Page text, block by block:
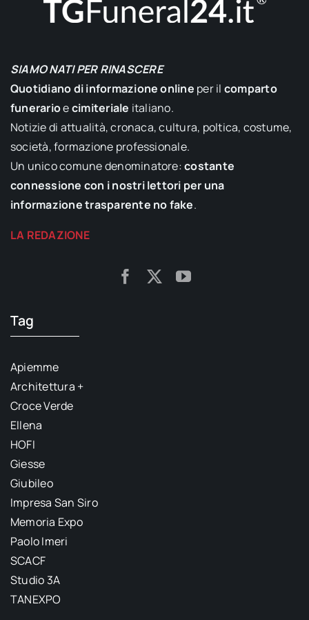
SIAMO NATI PER RINASCERE
Quotidiano di informazione online per il comparto
funerarioecimiteriale italiano.
Notizie di attualità, cronaca, cultura, poltica, costume,
società, formazione professionale.
Un unico comune denominatore:costante
connessione con i nostri lettori per una
informazione trasparente no fake.
LA REDAZIONE
Tag
Apiemme
Architettura +
Croce Verde
Ellena
HOFI
Giesse
Giubileo
Impresa San Siro
Memoria Expo
Paolo Imeri
SCACF
Studio 3A
TANEXPO